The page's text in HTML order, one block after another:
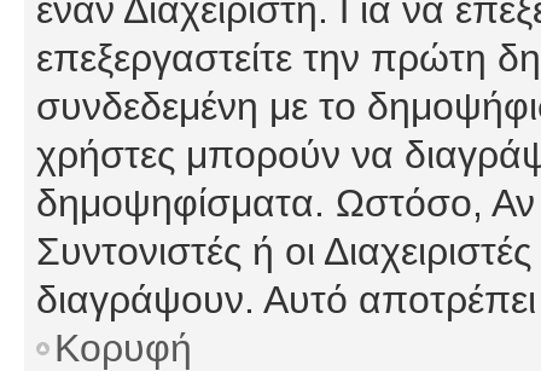
έναν Διαχειριστή. Για να
επεξεργαστείτε την πρώτη
συνδεδεμένη με το
χρήστες μπορούν να
δημοψηφίσματα. Ωστόσο, Αν
Συντονιστές ή οι
διαγράψουν. Αυτό
Κορυφή